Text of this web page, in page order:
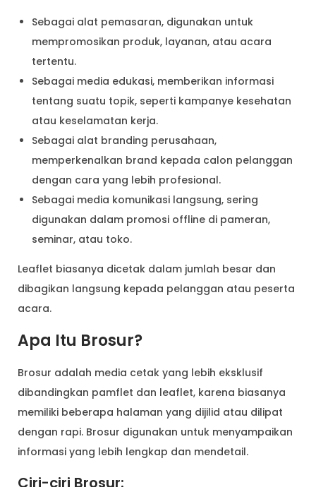
Sebagai alat pemasaran, digunakan untuk
mempromosikan produk, layanan, atau acara
tertentu.
Sebagai media edukasi, memberikan informasi
tentang suatu topik, seperti kampanye kesehatan
atau keselamatan kerja.
Sebagai alat branding perusahaan,
memperkenalkan brand kepada calon pelanggan
dengan cara yang lebih profesional.
Sebagai media komunikasi langsung, sering
digunakan dalam promosi offline di pameran,
seminar, atau toko.
Leaflet biasanya dicetak dalam jumlah besar dan
dibagikan langsung kepada pelanggan atau peserta
acara.
Apa Itu Brosur?
Brosur adalah media cetak yang lebih eksklusif
dibandingkan pamflet dan leaflet, karena biasanya
memiliki beberapa halaman yang dijilid atau dilipat
dengan rapi. Brosur digunakan untuk menyampaikan
informasi yang lebih lengkap dan mendetail.
Ciri-ciri Brosur: